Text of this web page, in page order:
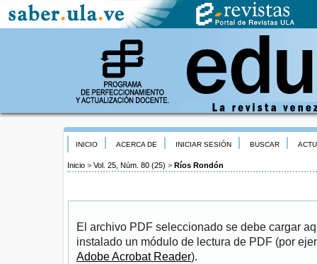
INICIO ACERCA DE INICIAR SESIÓN BUSCAR
Inicio > Vol. 25, Núm. 80 (25) > Ríos Rondón
El archivo PDF seleccionado se debe cargar
instalado un módulo de lectura de PDF (por
Adobe Acrobat Reader).